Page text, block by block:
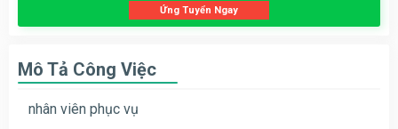
Ứng Tuyển Ngay
Mô Tả Công Việc
nhân viên phục vụ